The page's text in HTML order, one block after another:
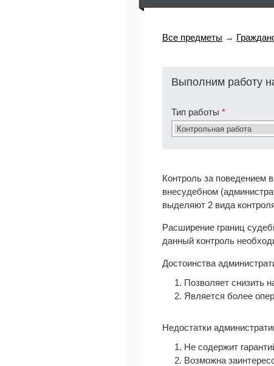
Все предметы →
Выполним работу
Тип работы *
Контроль за поведением
внесудебном
выделяют 2 вида
Расширение границ
данный контроль
Достоинства
1. Позволяет снизить
2. Является более
Недостатки
1. Не содержит
2. Возможна